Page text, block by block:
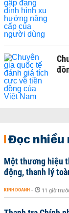
Đọc nhiều
Một thương hiệu
động, thanh lý
KINH DOANH - 11 giờ